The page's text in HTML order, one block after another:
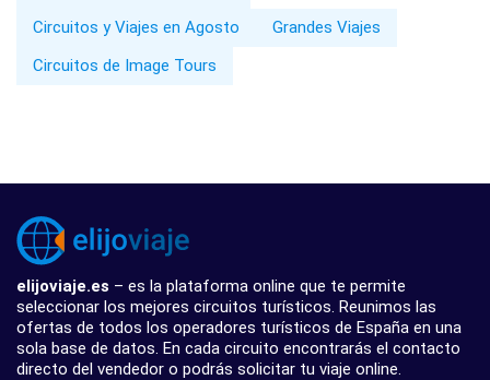
Circuitos y Viajes en Agosto
Grandes Viajes
Circuitos de Image Tours
elijoviaje.es – es la plataforma online que te permite
seleccionar los mejores circuitos turísticos. Reunimos las
ofertas de todos los operadores turísticos de España en una
sola base de datos. En cada circuito encontrarás el contacto
directo del vendedor o podrás solicitar tu viaje online.